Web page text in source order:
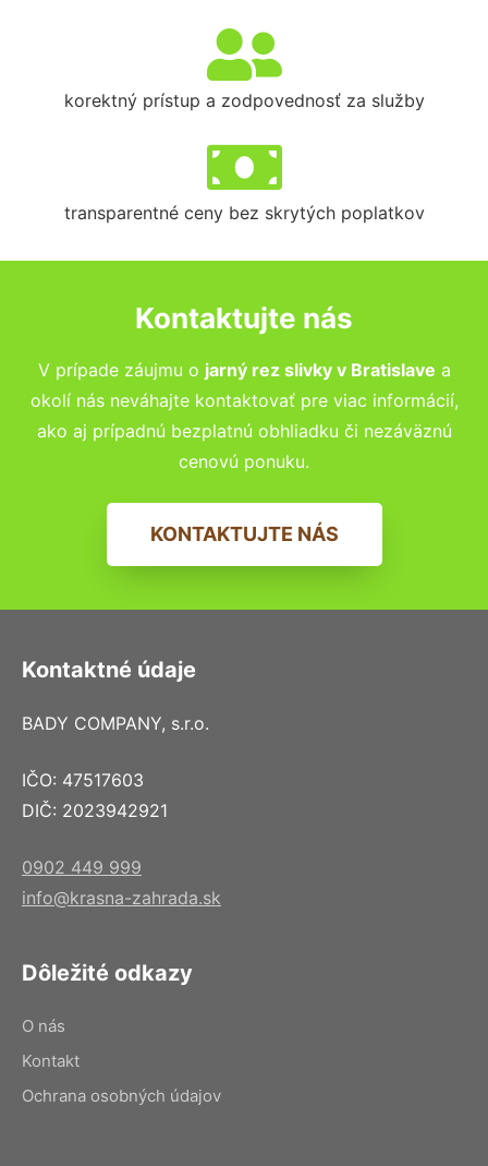
korektný prístup a zodpovednosť za služby
transparentné ceny bez skrytých poplatkov
Kontaktujte nás
V prípade záujmu o jarný rez slivky vBratislave a
okolí nás neváhajte kontaktovať pre viac informácií,
ako aj prípadnú bezplatnú obhliadku či nezáväznú
cenovú ponuku.
KONTAKTUJTE NÁS
Kontaktné údaje
BADY COMPANY, s.r.o.
IČO: 47517603
DIČ: 2023942921
0902 449 999
info@krasna-zahrada.sk
Dôležité odkazy
O nás
Kontakt
Ochrana osobných údajov